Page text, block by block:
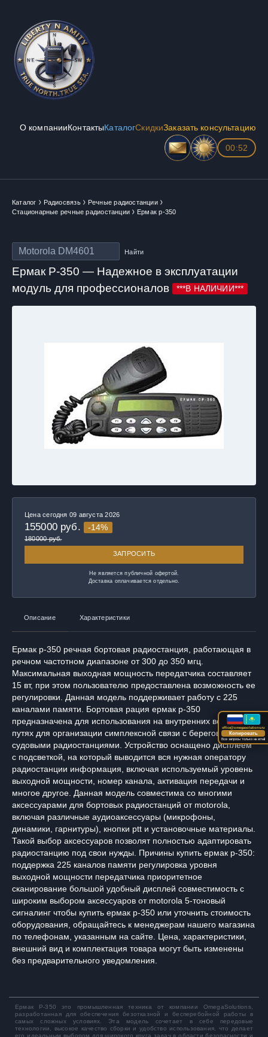
О компании Контакты КаталогСкидкиЗаказать консультацию
00:52
Каталог Радиосвязь
Речные радиостанции
Стационарные речные радиостанции
Ермак р-350
Найти
Ермак Р-350 — Надежное в эксплуатации
модуль для профессионалов
***В НАЛИЧИИ***
Цена сегодня 09 августа 2026
155000 руб. -14%
180000 руб.
ЗАПРОСИТЬ
Не является публичной офертой.
Доставка оплачивается отдельно.
Описание Характеристики
Ермак р-350 речная бортовая радиостанция, работающая в
речном частотном диапазоне от 300 до 350 мгц.
Максимальная выходная мощность передатчика составляет
15 вт, при этом пользователю предоставлена возможность ее
регулировки. Данная модель поддерживает работу с 225
каналами памяти. Бортовая рация ермак р-350
предназначена для использования на внутренних водных
путях для организации симплексной связи с береговыми и
судовыми радиостанциями. Устройство оснащено дисплеем
с подсветкой, на который выводится вся нужная оператору
радиостанции информация, включая используемый уровень
выходной мощности, номер канала, активация передачи и
многое другое. Данная модель совместима со многими
аксессуарами для бортовых радиостанций от motorola,
включая различные аудиоаксессуары (микрофоны,
динамики, гарнитуры), кнопки ptt и установочные материалы.
Такой выбор аксессуаров позволят полностью адаптировать
радиостанцию под свои нужды. Причины купить ермак р-350:
поддержка 225 каналов памяти регулировка уровня
выходной мощности передатчика приоритетное
сканирование большой удобный дисплей совместимость с
широким выбором аксессуаров от motorola 5-тоновый
сигналинг чтобы купить ермак р-350 или уточнить стоимость
оборудования, обращайтесь к менеджерам нашего магазина
по телефонам, указанным на сайте. Цена, характеристики,
внешний вид и комплектация товара могут быть изменены
без предварительного уведомления.
Ермак Р-350
это промышленная техника от компании OmegaSolutions,
разработанная для обеспечения безотказной и бесперебойной работы в
самых сложных условиях. Эта модель сочетает в себе передовые
технологии, высокое качество сборки и удобство использования, что делает
его идеальным выбором для широкого круга задач в области безопасности и
office@omegasolutions.ru
Копировать
Все запросы только на email